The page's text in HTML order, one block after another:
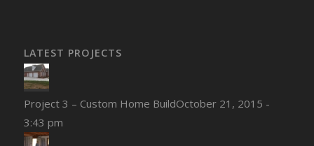
LATEST PROJECTS
Project 3 – Custom Home BuildOctober 21, 2015 -
3:43 pm